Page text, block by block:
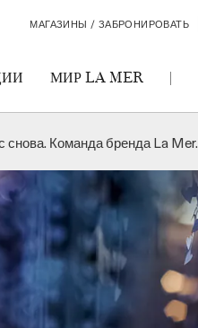
МАГАЗИНЫ / ЗАБРОНИРОВАТЬ
МИР LA MER
Команда бренда La Mer.